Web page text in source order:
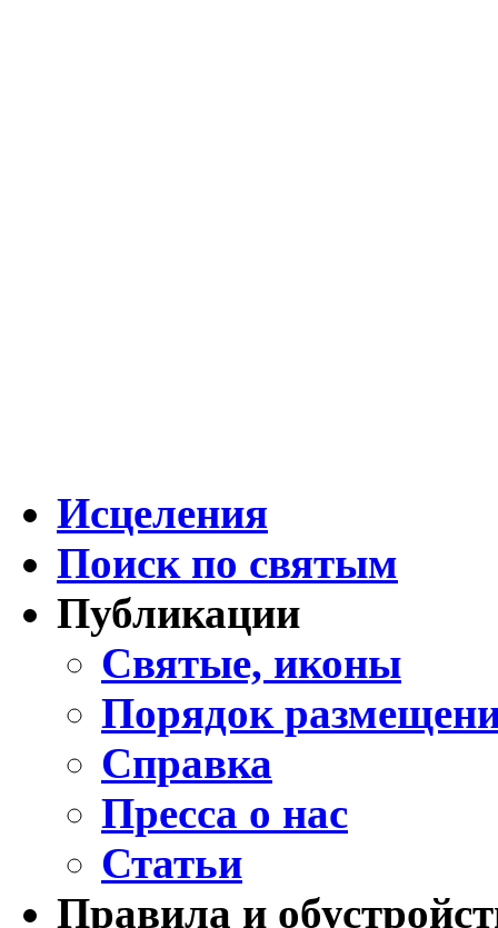
Исцеления
Поиск по святым
Публикации
Святые, иконы
Порядок
Справка
Пресса о нас
Статьи
Правила и